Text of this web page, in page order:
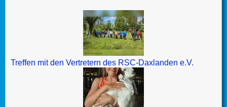
Treffen mit den Vertretern des RSC-Daxlanden e.V.